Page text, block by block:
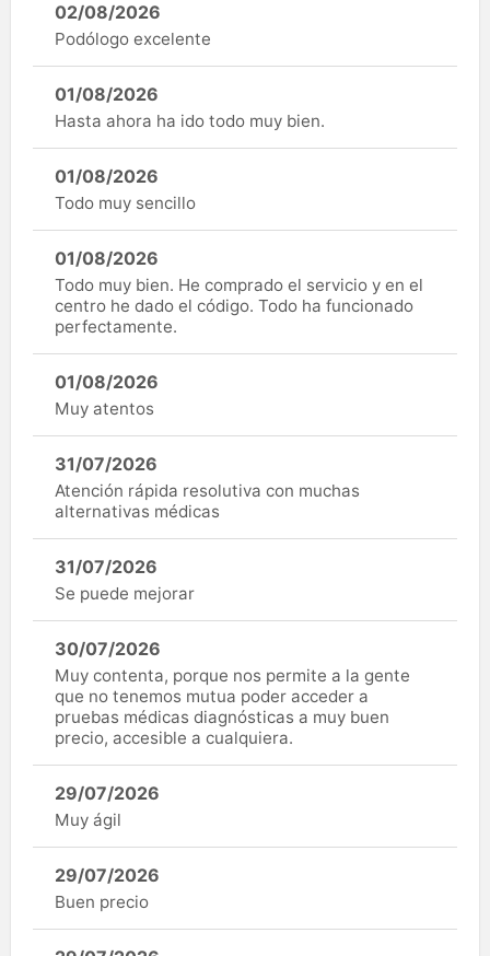
02/08/2026
Podólogo excelente
01/08/2026
Hasta ahora ha ido todo muy bien.
01/08/2026
Todo muy sencillo
01/08/2026
Todo muy bien. He comprado el servicio y en el
centro he dado el código. Todo ha funcionado
perfectamente.
01/08/2026
Muy atentos
31/07/2026
Atención rápida resolutiva con muchas
alternativas médicas
31/07/2026
Se puede mejorar
30/07/2026
Muy contenta, porque nos permite a la gente
que no tenemos mutua poder acceder a
pruebas médicas diagnósticas a muy buen
precio, accesible a cualquiera.
29/07/2026
Muy ágil
29/07/2026
Buen precio